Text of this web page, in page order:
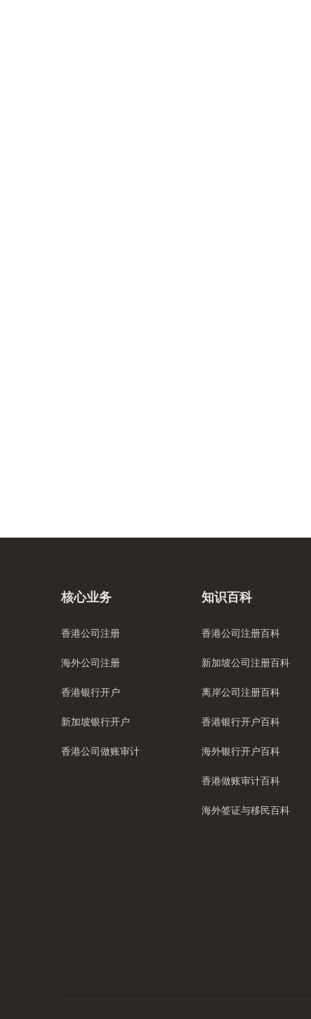
核心业务
香港公司注册
海外公司注册
香港银行开户
新加坡银行开户
香港公司做账审计
知识百科
香港公司注册百科
新加坡公司注册百科
离岸公司注册百科
香港银行开户百科
海外银行开户百科
香港做账审计百科
海外签证与移民百科